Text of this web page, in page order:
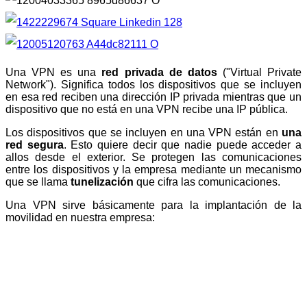
Una VPN es una red privada de datos("Virtual Private
Network"). Significa todos los dispositivos que se incluyen
en esa red reciben una dirección IP privada mientras que un
dispositivo que no está en una VPN recibe una IP pública.
Los dispositivos que se incluyen en una VPN están en una
red segura. Esto quiere decir que nadie puede acceder a
allos desde el exterior. Se protegen las comunicaciones
entre los dispositivos y la empresa mediante un mecanismo
que se llama tunelización que cifra las comunicaciones.
Una VPN sirve básicamente para la implantación de la
movilidad en nuestra empresa: